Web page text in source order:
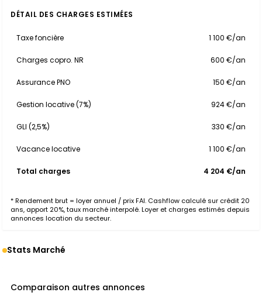
DÉTAIL DES CHARGES ESTIMÉES
Taxe foncière 1 100 €/an
Charges copro. NR 600 €/an
Assurance PNO 150 €/an
Gestion locative (7%) 924 €/an
GLI (2,5%) 330 €/an
Vacance locative 1 100 €/an
Total charges 4 204 €/an
* Rendement brut = loyer annuel / prix FAI. Cashflow calculé sur crédit 20
ans, apport 20%, taux marché interpolé. Loyer et charges estimés depuis
annonces location du secteur.
Stats Marché
Comparaison autres annonces